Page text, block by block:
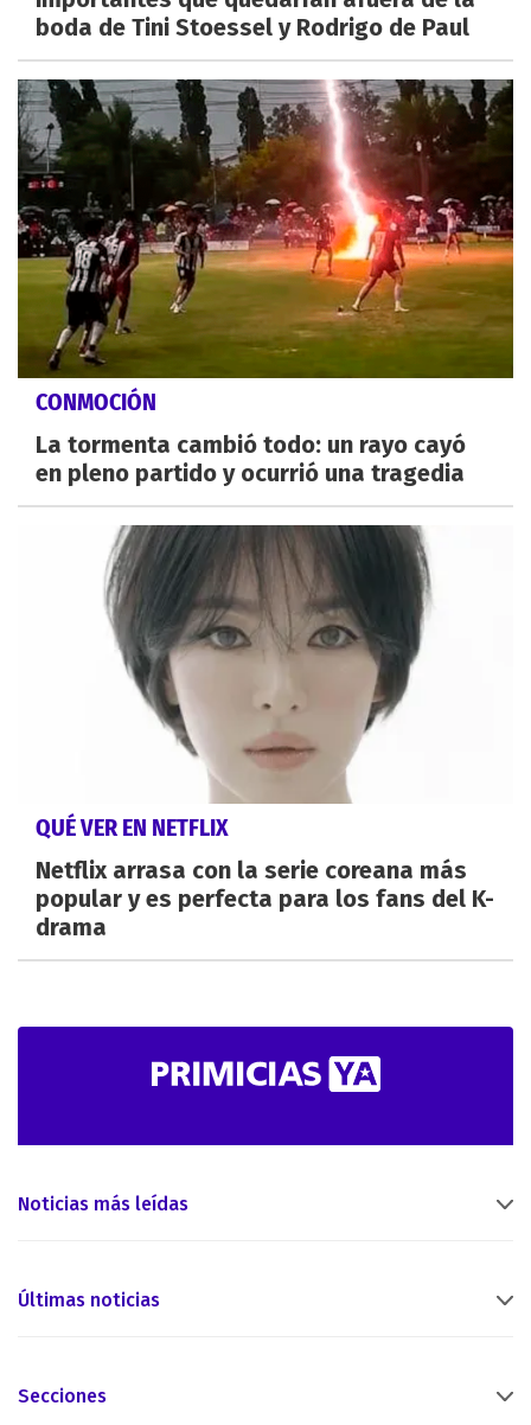
boda de Tini Stoessel y Rodrigo de Paul
CONMOCIÓN
La tormenta cambió todo: un rayo cayó
en pleno partido y ocurrió una tragedia
QUÉ VER EN NETFLIX
Netflix arrasa con la serie coreana más
popular y es perfecta para los fans del K-
drama
Noticias más leídas
Últimas noticias
Secciones